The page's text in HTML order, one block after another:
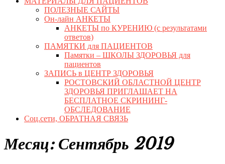
ПОЛЕЗНЫЕ САЙТЫ
Он-лайн АНКЕТЫ
АНКЕТЫ по КУРЕНИЮ (с результатами
ответов)
ПАМЯТКИ для ПАЦИЕНТОВ
Памятки – ШКОЛЫ ЗДОРОВЬЯ для
пациентов
ЗАПИСЬ в ЦЕНТР ЗДОРОВЬЯ
РОСТОВСКИЙ ОБЛАСТНОЙ ЦЕНТР
ЗДОРОВЬЯ ПРИГЛАШАЕТ НА
БЕСПЛАТНОЕ СКРИНИНГ-
ОБСЛЕДОВАНИЕ
Соц.сети, ОБРАТНАЯ СВЯЗЬ
Button
Месяц: Сентябрь 2019